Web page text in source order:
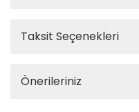
Taksit Seçenekleri
Önerileriniz